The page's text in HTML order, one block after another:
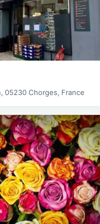
05230 Chorges, France